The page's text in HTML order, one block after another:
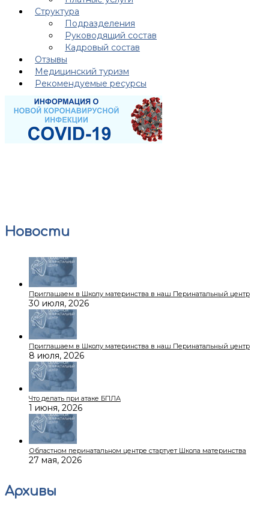
Структура
Подразделения
Руководящий состав
Кадровый состав
Отзывы
Медицинский туризм
Рекомендуемые ресурсы
Новости
Приглашаем в Школу материнства в наш Перинатальный центр
30 июля, 2026
Приглашаем в Школу материнства в наш Перинатальный центр
8 июля, 2026
Что делать при атаке БПЛА
1 июня, 2026
Областном перинатальном центре стартует Школа материнства
27 мая, 2026
Архивы